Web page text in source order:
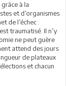
à la
et d’organismes
de l’échec :
traumatisé. Il n’y
ne peut guère
attend des jours
de plateaux
et chacun